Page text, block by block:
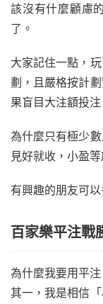
該沒有什麼顧慮
了。
大家記住一點，
劃，且嚴格按計
果盲目大注額投
為什麼只有極少
見好就收，小盈
有興趣的朋友可以
百家樂平注戰
為什麼我要用平注
其一，我是相信